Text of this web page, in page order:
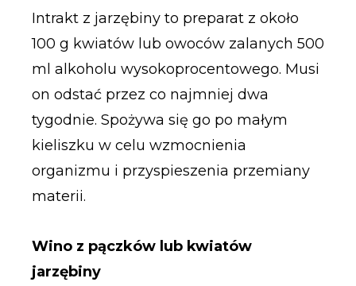
Intrakt z jarzębiny to preparat z około
100 g kwiatów lub owoców zalanych 500
ml alkoholu wysokoprocentowego. Musi
on odstać przez co najmniej dwa
tygodnie. Spożywa się go po małym
kieliszku w celu wzmocnienia
organizmu i przyspieszenia przemiany
materii.
Wino z pączków lub kwiatów
jarzębiny